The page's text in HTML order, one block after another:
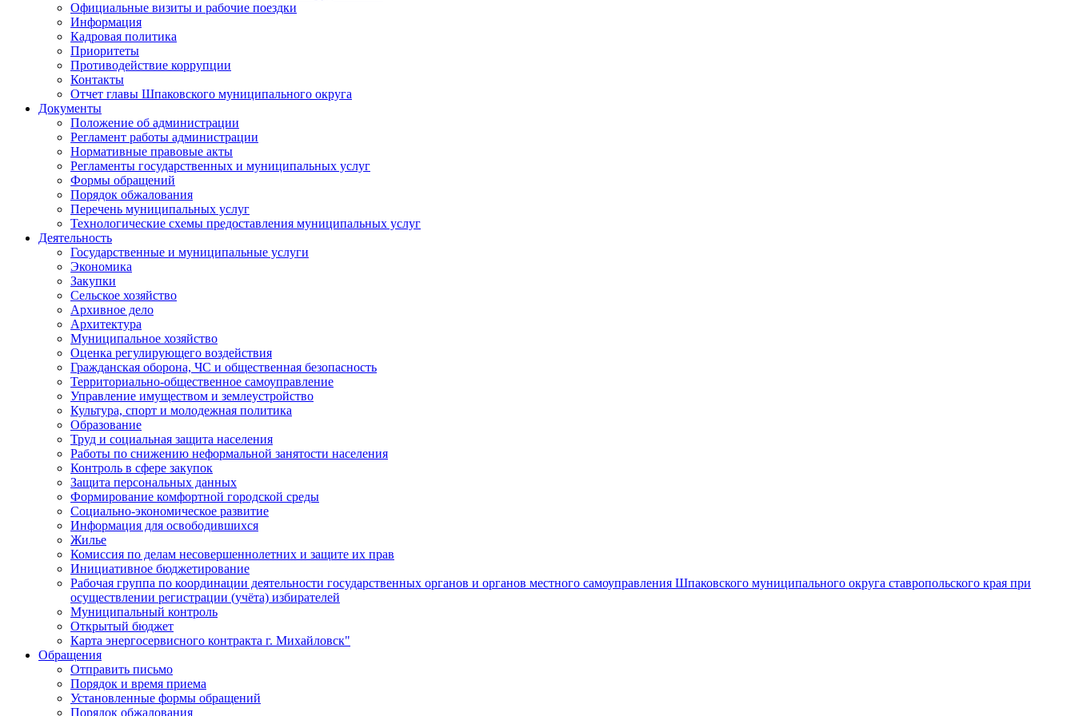
Официальные визиты и рабочие поездки
Информация
Кадровая политика
Приоритеты
Противодействие коррупции
Контакты
Отчет главы Шпаковского муниципального округа
Документы
Положение об администрации
Регламент работы администрации
Нормативные правовые акты
Регламенты государственных и муниципальных услуг
Формы обращений
Порядок обжалования
Перечень муниципальных услуг
Технологические схемы предоставления муниципальных услуг
Деятельность
Государственные и муниципальные услуги
Экономика
Закупки
Сельское хозяйство
Архивное дело
Архитектура
Муниципальное хозяйство
Оценка регулирующего воздействия
Гражданская оборона, ЧС и общественная безопасность
Территориально-общественное самоуправление
Управление имуществом и землеустройство
Культура, спорт и молодежная политика
Образование
Труд и социальная защита населения
Работы по снижению неформальной занятости населения
Контроль в сфере закупок
Защита персональных данных
Формирование комфортной городской среды
Социально-экономическое развитие
Информация для освободившихся
Жилье
Комиссия по делам несовершеннолетних и защите их прав
Инициативное бюджетирование
Рабочая группа по координации деятельности государственных органов и органов местного самоуправления Шпаковского муниципального округа ставропольского края при
осуществлении регистрации (учёта) избирателей
Муниципальный контроль
Открытый бюджет
Карта энергосервисного контракта г. Михайловск"
Обращения
Отправить письмо
Порядок и время приема
Установленные формы обращений
Порядок обжалования